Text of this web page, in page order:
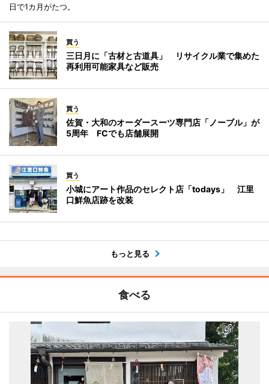
日で1カ月がたつ。
買う
三日月に「古材と古道具」 リサイクル業で集めた
再利用可能家具など販売
買う
佐賀・大和のオーダースーツ専門店「ノーブル」が
5周年 FCでも店舗展開
買う
小城にアート作品のセレクト店「todays」 江里
口鮮魚店跡を改装
もっと見る
食べる